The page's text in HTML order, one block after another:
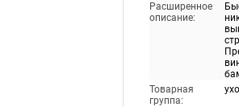
Расширенное
описание:
Товарная
группа: